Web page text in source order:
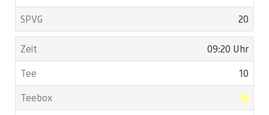
20
09:20 Uhr
10